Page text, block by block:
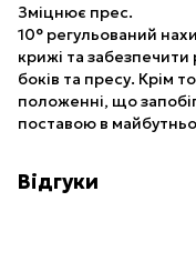
Зміцнює прес.
10° регульований
крижі та забезпечити
боків та пресу. Крім
положенні, що
поставою в
Відгуки